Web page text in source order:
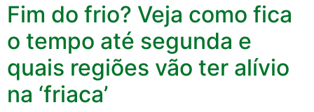
Fim do frio? Veja como fica
o tempo até segunda e
quais regiões vão ter alívio
na ‘friaca’